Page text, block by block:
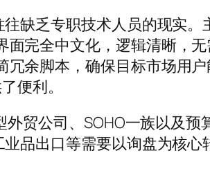
缺乏专职技术人员的现实
完全中文化，逻辑清晰，
余脚本，确保目标市场用
便利。
贸公司、SOHO一族以及
品出口等需要以询盘为核心